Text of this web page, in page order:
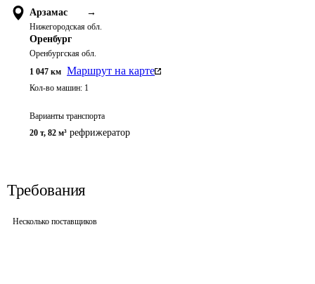
Арзамас →
Нижегородская обл.
Оренбург
Оренбургская обл.
1 047 км Маршрут на карте
Кол-во машин: 1
Варианты транспорта
20 т, 82 м³ рефрижератор
Требования
Несколько поставщиков